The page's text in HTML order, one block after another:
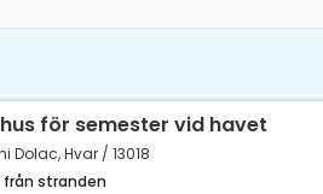
för semester vid havet
Dolac, Hvar / 13018
från stranden